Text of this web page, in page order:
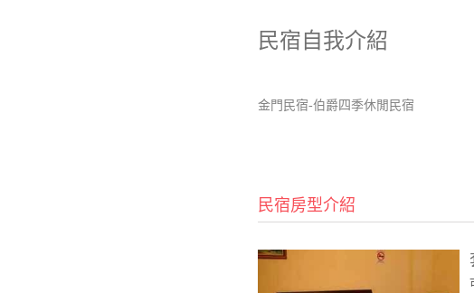
民宿自我介紹
金門民宿-伯爵四季休閒民宿
民宿房型介紹